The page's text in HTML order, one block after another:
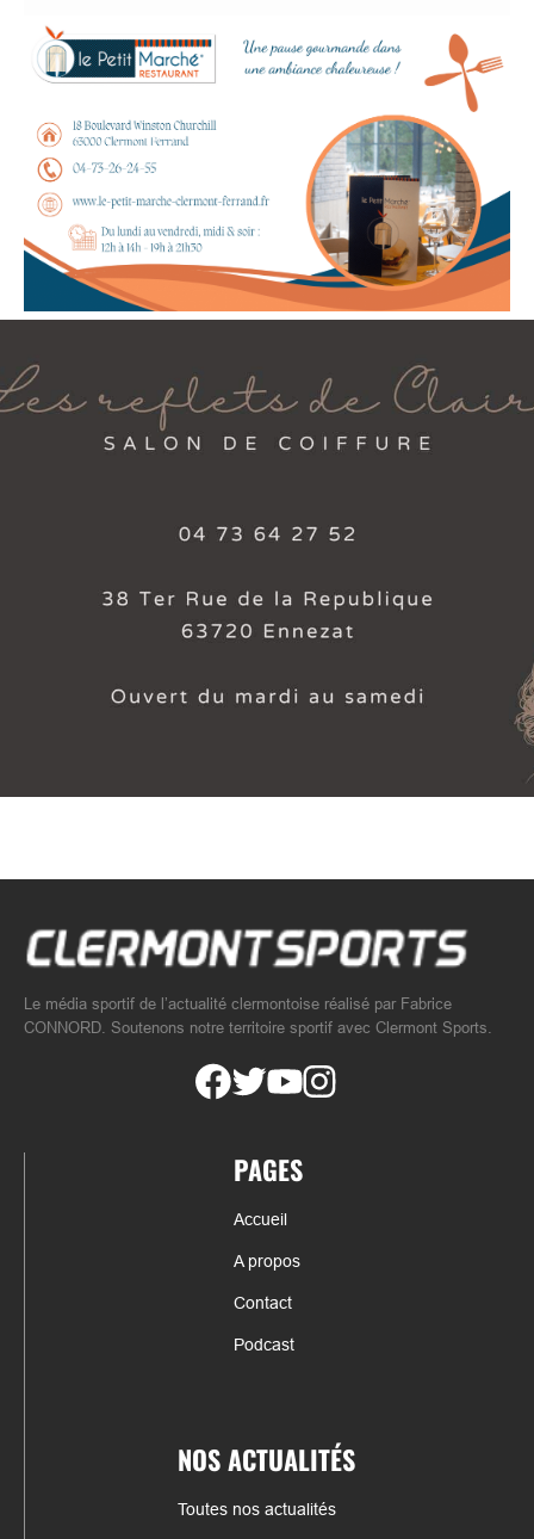
Le média sportif de l’actualité clermontoise réalisé par Fabrice
CONNORD. Soutenons notre territoire sportif avec Clermont Sports.
PAGES
Accueil
A propos
Contact
Podcast
NOS ACTUALITÉS
Toutes nos actualités